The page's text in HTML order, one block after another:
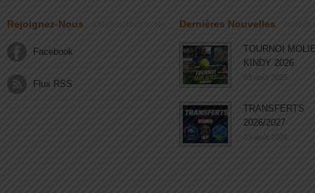
Rejoignez-Nous
Facebook
Flux RSS
Dernières Nouvelles
TOURNOI
KINDY 2026
03 août 2026
TRANSFERTS
2026/2027
03 août 2026